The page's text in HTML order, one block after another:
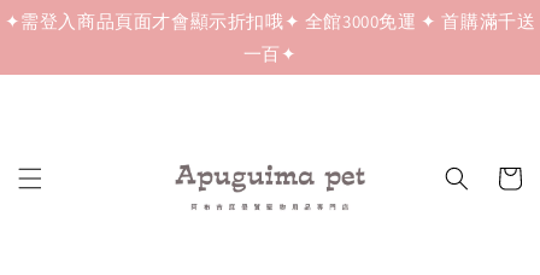
✦需登入商品頁面才會顯示折扣哦✦ 全館3000免運 ✦ 首購滿千送
一百✦